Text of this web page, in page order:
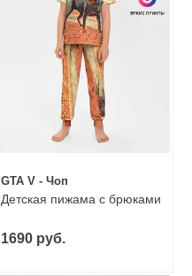
GTA V - Чоп
Детская пижама с брюками
1690 руб.